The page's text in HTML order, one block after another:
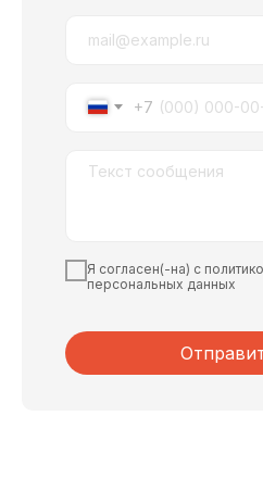
+7
Я согласен(-на) с
персональных данных